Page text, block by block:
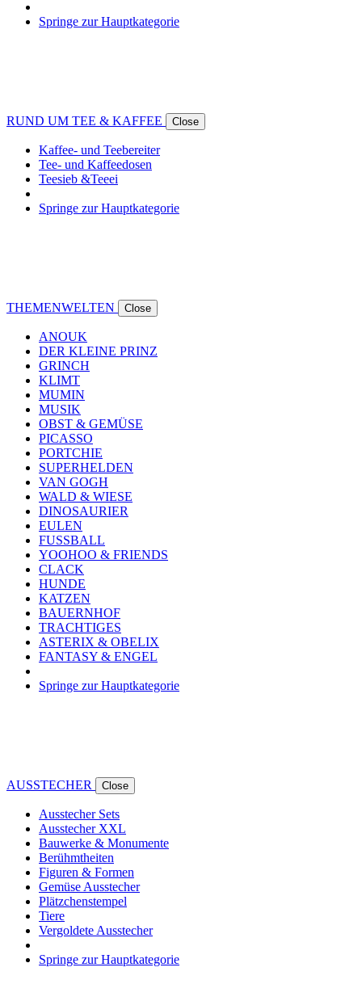
Springe zur Hauptkategorie
RUND UM TEE & KAFFEE Close
Kaffee- und Teebereiter
Tee- und Kaffeedosen
Teesieb &Teeei
Springe zur Hauptkategorie
THEMENWELTEN Close
ANOUK
DER KLEINE PRINZ
GRINCH
KLIMT
MUMIN
MUSIK
OBST & GEMÜSE
PICASSO
PORTCHIE
SUPERHELDEN
VAN GOGH
WALD & WIESE
DINOSAURIER
EULEN
FUSSBALL
YOOHOO & FRIENDS
CLACK
HUNDE
KATZEN
BAUERNHOF
TRACHTIGES
ASTERIX & OBELIX
FANTASY & ENGEL
Springe zur Hauptkategorie
AUSSTECHER Close
Ausstecher Sets
Ausstecher XXL
Bauwerke & Monumente
Berühmtheiten
Figuren & Formen
Gemüse Ausstecher
Plätzchenstempel
Tiere
Vergoldete Ausstecher
Springe zur Hauptkategorie